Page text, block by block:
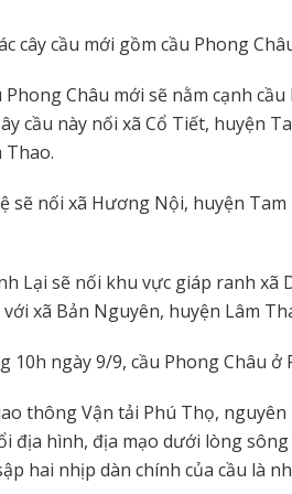
cây cầu mới gồm cầu Phong
Phong Châu mới sẽ nằm cạnh
cầu này nối xã Cổ Tiết, huyện
Thao.
sẽ nối xã Hương Nội, huyện
Lại sẽ nối khu vực giáp ranh
xã Bản Nguyên, huyện Lâm
10h ngày 9/9, cầu Phong Châu ở
thông Vận tải Phú Thọ,
địa hình, địa mạo dưới lòng
hai nhịp dàn chính của cầu là